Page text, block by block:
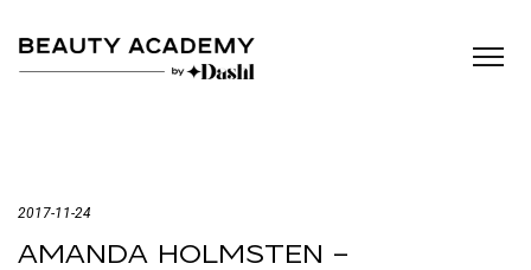
2017-11-24
AMANDA HOLMSTEN –